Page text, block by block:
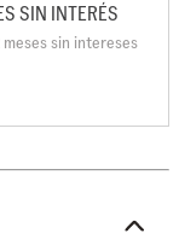
SIN INTERÉS
meses sin intereses